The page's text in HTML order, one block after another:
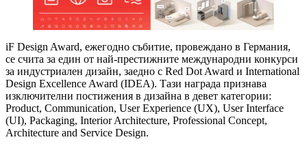
iF Design Award, ежегодно събитие, провеждано в Германия,
се счита за един от най-престижните международни конкурси
за индустриален дизайн, заедно с Red Dot Award и International
Design Excellence Award (IDEA). Тази награда признава
изключителни постижения в дизайна в девет категории:
Product, Communication, User Experience (UX), User Interface
(UI), Packaging, Interior Architecture, Professional Concept,
Architecture and Service Design.